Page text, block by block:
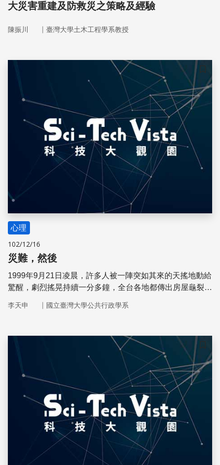
大災害重建及防救災之策略及經驗
陳振川 ｜ 臺灣大學土木工程學系教授
儲存
心理
102/12/16
災難，然後
1999年9月21日凌晨，許多人被一陣突如其來的天搖地動給
驚醒，劇烈搖晃持續一分多鐘，全台各地都傳出房屋龜裂、
度重創台灣，洪水和土石流毀壞許多民眾的家園，帶走六百
中
李天申 ｜ 國立臺灣大學公共行政學系
儲存